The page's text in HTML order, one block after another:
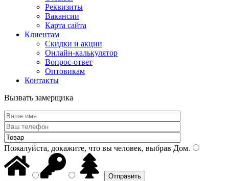
Реквизиты
Вакансии
Карта сайта
Клиентам
Скидки и акции
Онлайн-калькулятор
Вопрос-ответ
Оптовикам
Контакты
Вызвать замерщика
Пожалуйста, докажите, что вы человек, выбрав Дом.